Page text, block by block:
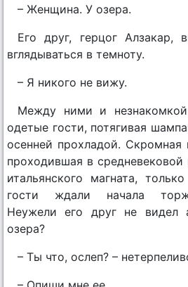
– Женщина. У озера.
Его друг, герцог
вглядываться в темноту.
– Я никого не вижу.
Между ними и незнакомкой
одетые гости, потягивая
осенней прохладой. Скромная
проходившая в средневековой
итальянского магната,
гости ждали начала
Неужели его друг не видел
озера?
– Ты что, ослеп? –